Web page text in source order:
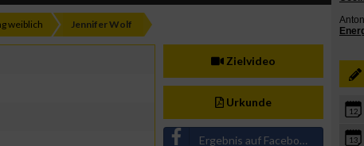
weiblich Jennifer Wolf
Zielvideo
Urkunde
Ergebnis auf Facebook teilen
12
13